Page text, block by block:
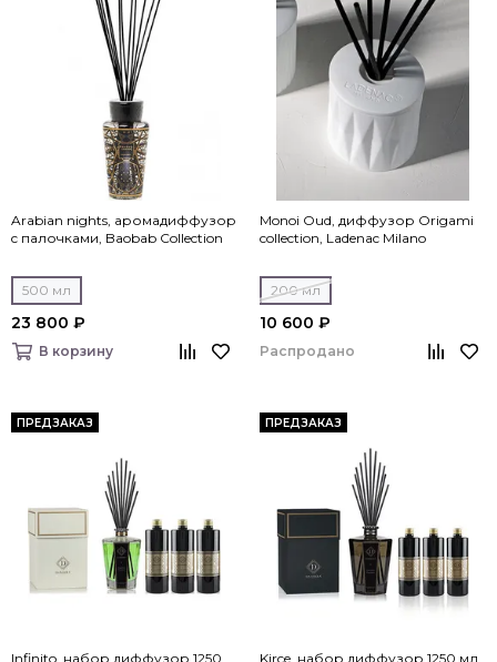
Arabian nights, аромадиффузор
c палочками, Baobab Collection
500 мл
23 800 ₽
В корзину
Monoi Oud, диффузор Origami
collection, Ladenac Milano
200 мл
10 600 ₽
Распродано
ПРЕДЗАКАЗ
Infinito, набор диффузор 1250
ПРЕДЗАКАЗ
Kirce, набор диффузор 1250 мл